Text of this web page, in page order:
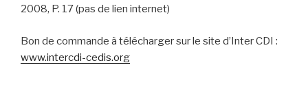
2008, P. 17 (pas de lien internet)
Bon de commande à télécharger sur le site d’Inter CDI :
www.intercdi-cedis.org